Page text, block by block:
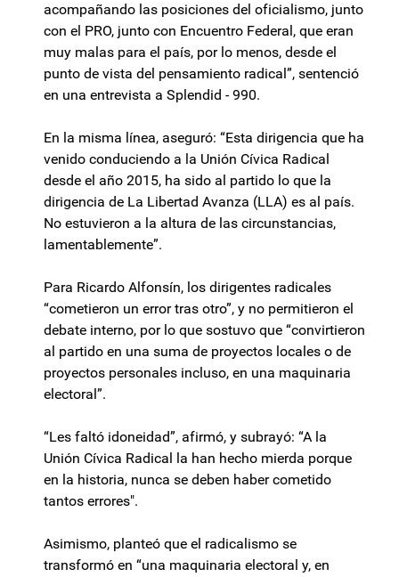
acompañando las posiciones del oficialismo, junto
con el PRO, junto con Encuentro Federal, que eran
muy malas para el país, por lo menos, desde el
punto de vista del pensamiento radical”, sentenció
en una entrevista a Splendid - 990.
En la misma línea, aseguró: “Esta dirigencia que ha
venido conduciendo a la Unión Cívica Radical
desde el año 2015, ha sido al partido lo que la
dirigencia de La Libertad Avanza (LLA) es al país.
No estuvieron a la altura de las circunstancias,
lamentablemente”.
Para Ricardo Alfonsín, los dirigentes radicales
“cometieron un error tras otro”, y no permitieron el
debate interno, por lo que sostuvo que “convirtieron
al partido en una suma de proyectos locales o de
proyectos personales incluso, en una maquinaria
electoral”.
“Les faltó idoneidad”, afirmó, y subrayó: “A la
Unión Cívica Radical la han hecho mierda porque
en la historia, nunca se deben haber cometido
tantos errores".
Asimismo, planteó que el radicalismo se
transformó en “una maquinaria electoral y, en